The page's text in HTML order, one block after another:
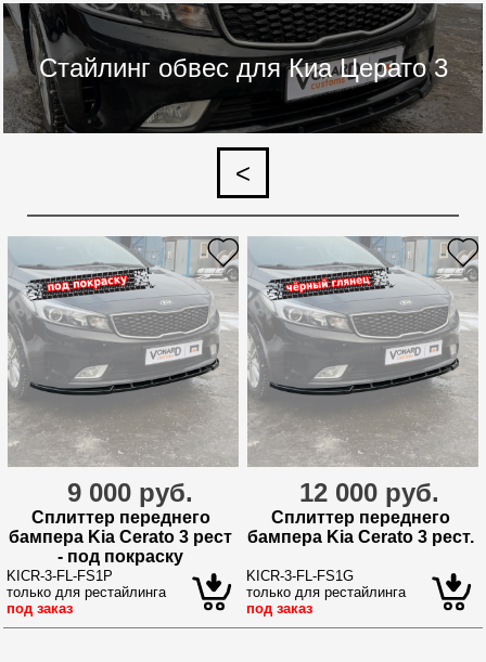
Стайлинг обвес для Киа Церато 3
<
9 000 руб.
Сплиттер переднего
бампера Kia Cerato 3 рест
- под покраску
KICR-3-FL-FS1P
только для рестайлинга
под заказ
12 000 руб.
Сплиттер переднего
бампера Kia Cerato 3 рест.
KICR-3-FL-FS1G
только для рестайлинга
под заказ